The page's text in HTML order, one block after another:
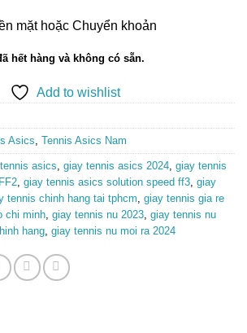
mặt hoặc Chuyển khoản
hết hàng và không có sẵn.
Add to wishlist
Asics, Tennis Asics Nam
asics, giay tennis asics 2024, giay tennis
, giay tennis asics solution speed ff3, giay
tennis chinh hang tai tphcm, giay tennis gia re
chi minh, giay tennis nu 2023, giay tennis nu
hang, giay tennis nu moi ra 2024